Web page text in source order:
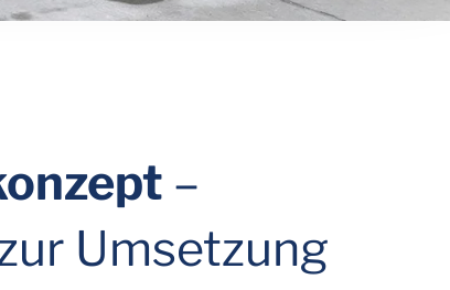
–
Umsetzung